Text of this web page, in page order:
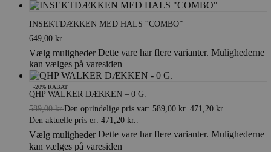
INSEKTDÆKKEN MED HALS “COMBO”
649,00 kr.
Vælg muligheder Dette vare har flere varianter. Mulighederne
kan vælges på varesiden
-20% RABAT
QHP WALKER DÆKKEN – 0 G.
589,00kr.Den oprindelige pris var: 589,00 kr..471,20 kr.
Den aktuelle pris er: 471,20 kr..
Vælg muligheder Dette vare har flere varianter. Mulighederne
kan vælges på varesiden